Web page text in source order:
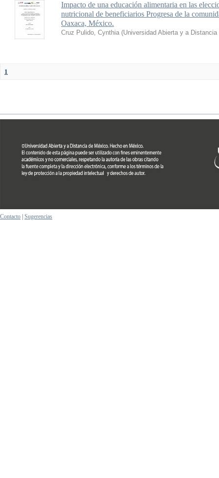
Impacto de una educación alimentaria en las
nutricional de beneficiarios Progresa de la
Oaxaca, México.
Cruz Pulido, Cynthia (Universidad Abierta y a
1
Contacto Sugerencias